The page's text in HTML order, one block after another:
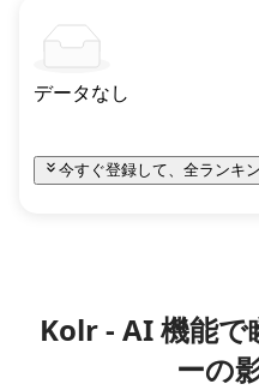
データなし
今すぐ登録して、全ランキ
Kolr - AI 機能
ーの